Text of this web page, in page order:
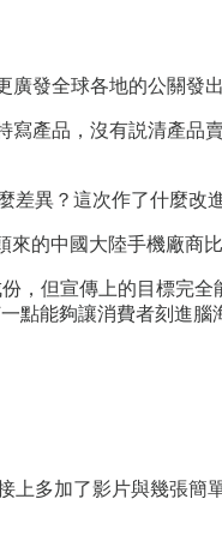
發全球各地的公關發
產品，沒有説清產品
異？這次作了什麼改
的中國大陸手機廠商
，但宣傳上的目標完
點能夠讓消費者刻進腦
多加了影片與幾張